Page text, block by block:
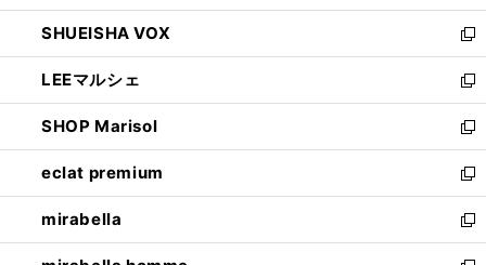
ウ
で
開
く
ン
ド
ウ
で
開
く
ウ
ィ
ン
ド
ウ
で
開
く
し
い
ウ
ィ
ン
ド
ウ
で
開
く
SHUEISHA VOX
新
し
い
ウ
ィ
ン
ド
ウ
で
開
LEEマルシェ
新
し
い
ウ
ィ
ン
ド
ウ
SHOP Marisol
新
し
い
ウ
ィ
ン
eclat premium
新
し
い
ウ
mirabella
新
し